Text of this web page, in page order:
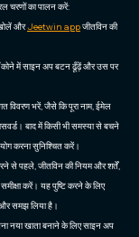
चरणों का पालन करें:
औरJeetwin appजीतविन की
में साइन अप बटन ढूँढ़ें और उस पर
विवरण भरें, जैसे कि पूरा नाम, ईमेल
बाद में किसी भी समस्या से बचने
करना सुनिश्चित करें।
से पहले, जीतविन की नियम और शर्तें,
समीक्षा करें। यह पुष्टि करने के लिए
समझ लिया है।
नया खाता बनाने के लिए साइन अप